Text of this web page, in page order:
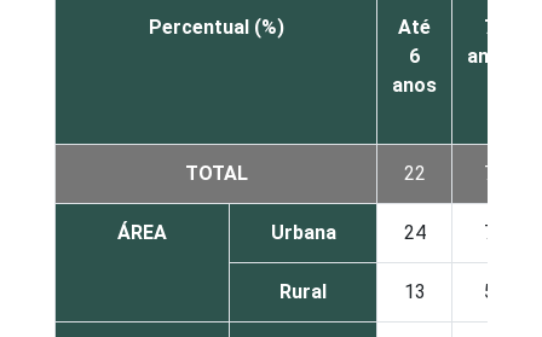
Percentual (%)
Até
6
anos
7
anos
TOTAL 22 7
ÁREA Urbana 24 7
Rural 13 5